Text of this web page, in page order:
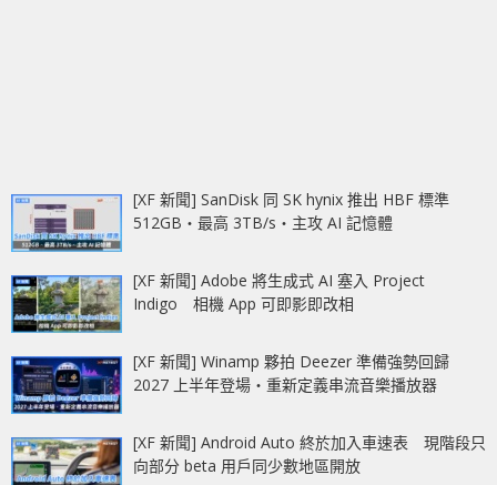
[XF 新聞] SanDisk 同 SK hynix 推出 HBF 標準
512GB‧最高 3TB/s‧主攻 AI 記憶體
[XF 新聞] Adobe 將生成式 AI 塞入 Project
Indigo 相機 App 可即影即改相
[XF 新聞] Winamp 夥拍 Deezer 準備強勢回歸
2027 上半年登場‧重新定義串流音樂播放器
[XF 新聞] Android Auto 終於加入車速表 現階段只
向部分 beta 用戶同少數地區開放